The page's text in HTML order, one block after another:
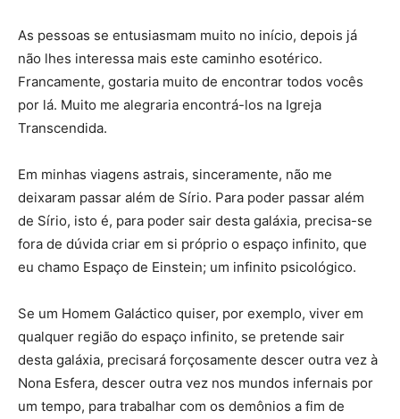
As pessoas se entusiasmam muito no início, depois já
não lhes interessa mais este caminho esotérico.
Francamente, gostaria muito de encontrar todos vocês
por lá. Muito me alegraria encontrá-los na Igreja
Transcendida.
Em minhas viagens astrais, sinceramente, não me
deixaram passar além de Sírio. Para poder passar além
de Sírio, isto é, para poder sair desta galáxia, precisa-se
fora de dúvida criar em si próprio o espaço infinito, que
eu chamo Espaço de Einstein; um infinito psicológico.
Se um Homem Galáctico quiser, por exemplo, viver em
qualquer região do espaço infinito, se pretende sair
desta galáxia, precisará forçosamente descer outra vez à
Nona Esfera, descer outra vez nos mundos infernais por
um tempo, para trabalhar com os demônios a fim de